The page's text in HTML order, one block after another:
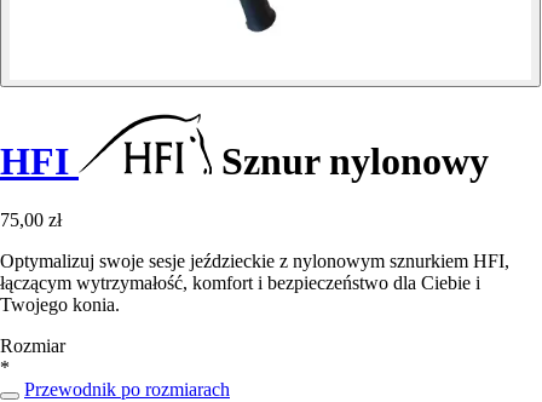
HFI Sznur nylonowy
75,00 zł
Optymalizuj swoje sesje jeździeckie z nylonowym sznurkiem HFI,
łączącym wytrzymałość, komfort i bezpieczeństwo dla Ciebie i
Twojego konia.
Rozmiar
*
Przewodnik po rozmiarach